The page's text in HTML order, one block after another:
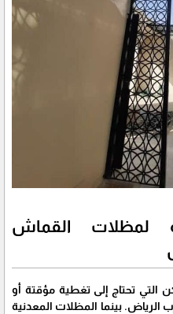
لمظلات القماش
تحتاج إلى تغطية مؤقتة أو
الرياض. بينما المظلات المعدنية